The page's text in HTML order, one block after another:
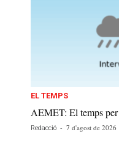
EL TEMPS
AEMET: El temps
Redacció - 7 d'agost de 2026